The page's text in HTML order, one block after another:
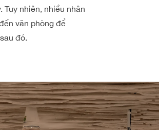
nhiên, nhiều nhân
văn phòng để
đó.